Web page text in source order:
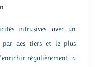
intrusives, avec un
par des tiers et le plus
régulièrement, a